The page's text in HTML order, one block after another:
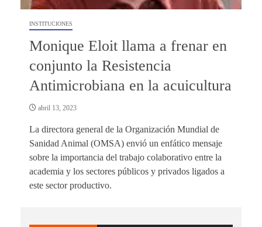
INSTITUCIONES
Monique Eloit llama a frenar en
conjunto la Resistencia
Antimicrobiana en la acuicultura
abril 13, 2023
La directora general de la Organización Mundial de
Sanidad Animal (OMSA) envió un enfático mensaje
sobre la importancia del trabajo colaborativo entre la
academia y los sectores públicos y privados ligados a
este sector productivo.